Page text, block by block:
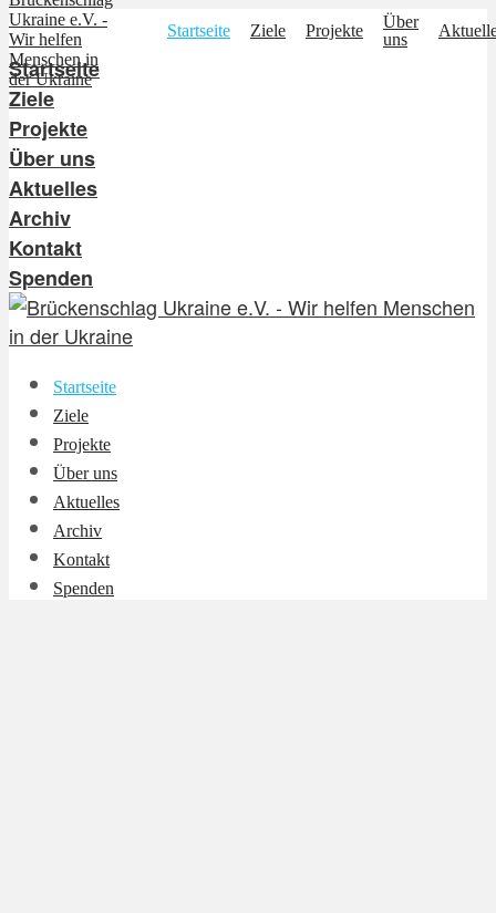
Startseite Ziele Projekte
Über
uns
Startseite
Ziele
Projekte
Über uns
Aktuelles
Archiv
Kontakt
Spenden
Startseite
Ziele
Projekte
Über uns
Aktuelles
Archiv
Kontakt
Spenden